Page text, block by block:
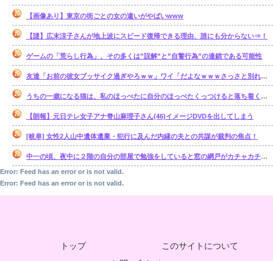
【画像あり】東京の街ごとの女の違いがやばいwww
【謎】広末涼子さんが地上波にスピード復帰できる理由、誰にも分からない⇒！
ゲームの「荒らし行為」、その多くは”誤解”と”自警行為”の連鎖である可能性
友達「お前の彼女ブッサイク過ぎやろｗｗ」ワイ「だよなｗｗｗさっさと別れたいわｗｗｗ」
うちの一歳になる猫は、私のほっぺたに自分のほっぺたくっつけると落ち着くのか・・・【再】
【朗報】元日テレ女子アナ脊山麻理子さん(46)イメージDVDを出してしまう
[岐阜] 女性2人山中遺体遺棄・犯行に及んだ内縁の夫との共謀が裁判の焦点！
中一の頃、夜中に２階の自分の部屋で勉強をしていると窓の網戸がカチャカチャ鳴り出した。【再】
Error: Feed has an error or is not valid.
Error: Feed has an error or is not valid.
トップ
このサイトについて